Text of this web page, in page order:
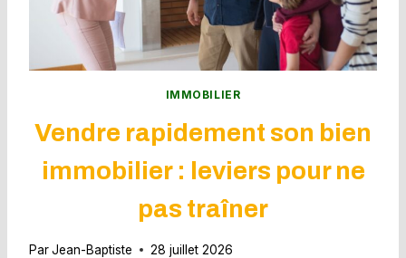
E
2
0
O
N
F
I
N
E
L
IMMOBILIER
Vendre rapidement son bien
immobilier : leviers pour ne
pas traîner
ParJean-Baptiste 28 juillet 2026